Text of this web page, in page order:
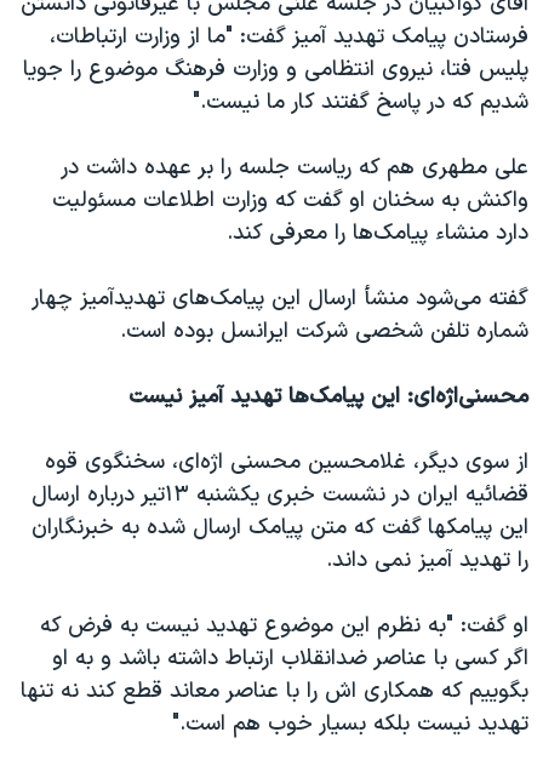
فرستادن پیامک تهدید آمیز گفت: "ما از وزارت ارتباطات،
پلیس فتا، نیروی انتظامی و وزارت فرهنگ موضوع را جویا
شدیم که در پاسخ گفتند کار ما نیست."
علی مطهری هم که ریاست جلسه را بر عهده داشت در
واکنش به سخنان او گفت که وزارت اطلاعات مسئولیت
دارد منشاء پیامک‌ها را معرفی کند.
گفته می‌شود منشأ ارسال این پیامک‌های تهدیدآمیز چهار
شماره تلفن شخصی شرکت ایرانسل بوده است.
محسنی‌اژه‌ای: این پیامک‌ها تهدید آمیز نیست
از سوی دیگر، غلامحسین محسنی اژه‌ای، سخنگوی قوه
قضائیه ایران در نشست خبری یکشنبه ۱۳تیر درباره ارسال
این پیامکها گفت که متن پیامک ارسال شده به خبرنگاران
را تهدید آمیز نمی داند.
او گفت: "به نظرم این موضوع تهدید نیست به فرض که
اگر کسی با عناصر ضدانقلاب ارتباط داشته باشد و به او
بگوییم که همکاری اش را با عناصر معاند قطع کند نه تنها
تهدید نیست بلکه بسیار خوب هم است."